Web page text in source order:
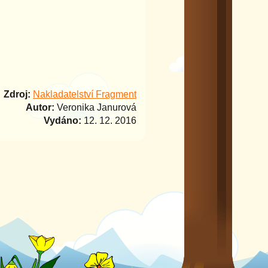
Zdroj: Nakladatelství Fragment
Autor: Veronika Janurová
Vydáno: 12. 12. 2016